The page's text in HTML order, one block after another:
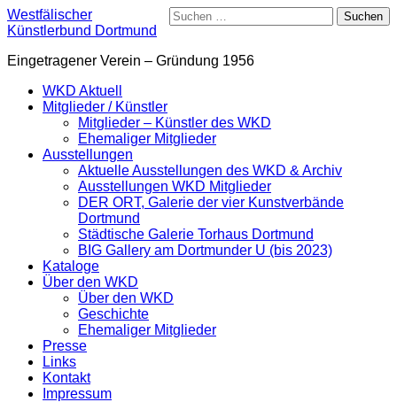
Skip
to
Suchen
nach:
Westfälischer
Künstlerbund Dortmund
Eingetragener Verein – Gründung 1956
Primary
Menu
WKD Aktuell
Mitglieder / Künstler
Mitglieder – Künstler des WKD
Ehemaliger Mitglieder
Ausstellungen
Aktuelle Ausstellungen des WKD & Archiv
Ausstellungen WKD Mitglieder
DER ORT, Galerie der vier Kunstverbände
Dortmund
Städtische Galerie Torhaus Dortmund
BIG Gallery am Dortmunder U (bis 2023)
Kataloge
Über den WKD
Über den WKD
Geschichte
Ehemaliger Mitglieder
Presse
Links
Kontakt
Impressum